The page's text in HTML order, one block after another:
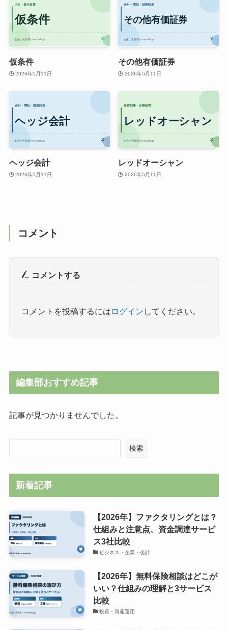
仮条件
2026年5月11日
その他有価証券
2026年5月11日
ヘッジ会計
2026年5月11日
レッドオーシャン
2026年5月11日
コメント
コメントする
コメントを投稿するには ログイン してください。
編集部おすすめ記事
記事が見つかりませんでした。
検索
新着記事
【2026年】ファクタリングとは？
仕組みと注意点、資金調達サービ
ス3社比較
ビジネス・企業・会計
【2026年】無料保険相談はどこが
いい？仕組みの理解と3サービス
比較
投資・資産運用